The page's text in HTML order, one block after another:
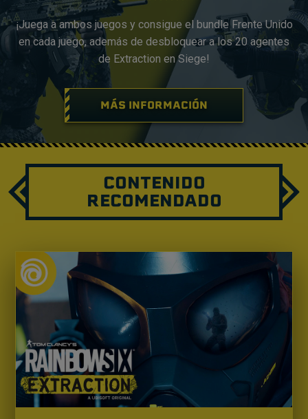
¡Juega a ambos juegos y consigue el bundle Frente Unido
en cada juego, además de desbloquear a los 20 agentes
de Extraction en Siege!
MÁS INFORMACIÓN
CONTENIDO
RECOMENDADO